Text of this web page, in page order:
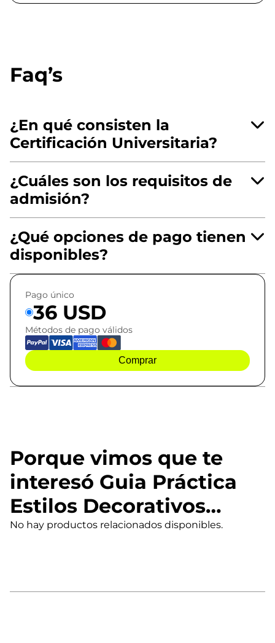
Faq’s
¿En qué consisten la
Certificación Universitaria?
¿Cuáles son los requisitos de
admisión?
¿Qué opciones de pago tienen
disponibles?
Pago único
36 USD
Métodos de pago válidos
Comprar
Porque vimos que te
interesó Guia Práctica
Estilos Decorativos…
No hay productos relacionados disponibles.